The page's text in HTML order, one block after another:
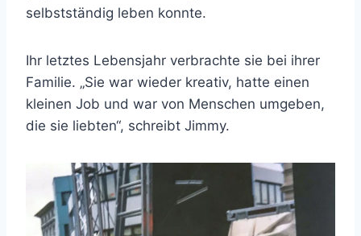
selbstständig leben konnte.
Ihr letztes Lebensjahr verbrachte sie bei ihrer
Familie. „Sie war wieder kreativ, hatte einen
kleinen Job und war von Menschen umgeben,
die sie liebten“, schreibt Jimmy.